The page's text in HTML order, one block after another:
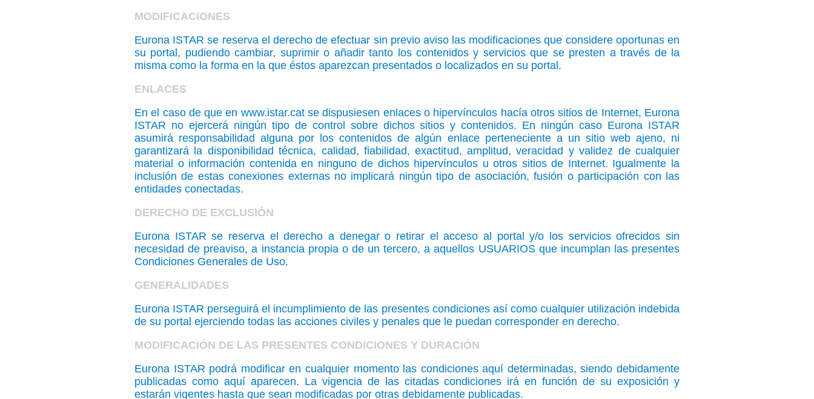
MODIFICACIONES
Eurona ISTAR se reserva el derecho de efectuar sin previo aviso las modificaciones que considere oportunas en
su portal, pudiendo cambiar, suprimir o añadir tanto los contenidos y servicios que se presten a través de la
misma como la forma en la que éstos aparezcan presentados o localizados en su portal.
ENLACES
En el caso de que en www.istar.cat se dispusiesen enlaces o hipervínculos hacía otros sitios de Internet, Eurona
ISTAR no ejercerá ningún tipo de control sobre dichos sitios y contenidos. En ningún caso Eurona ISTAR
asumirá responsabilidad alguna por los contenidos de algún enlace perteneciente a un sitio web ajeno, ni
garantizará la disponibilidad técnica, calidad, fiabilidad, exactitud, amplitud, veracidad y validez de cualquier
material o información contenida en ninguno de dichos hipervínculos u otros sitios de Internet. Igualmente la
inclusión de estas conexiones externas no implicará ningún tipo de asociación, fusión o participación con las
entidades conectadas.
DERECHO DE EXCLUSIÓN
Eurona ISTAR se reserva el derecho a denegar o retirar el acceso al portal y/o los servicios ofrecidos sin
necesidad de preaviso, a instancia propia o de un tercero, a aquellos USUARIOS que incumplan las presentes
Condiciones Generales de Uso.
GENERALIDADES
Eurona ISTAR perseguirá el incumplimiento de las presentes condiciones así como cualquier utilización indebida
de su portal ejerciendo todas las acciones civiles y penales que le puedan corresponder en derecho.
MODIFICACIÓN DE LAS PRESENTES CONDICIONES Y DURACIÓN
Eurona ISTAR podrá modificar en cualquier momento las condiciones aquí determinadas, siendo debidamente
publicadas como aquí aparecen. La vigencia de las citadas condiciones irá en función de su exposición y
estarán vigentes hasta que sean modificadas por otras debidamente publicadas.